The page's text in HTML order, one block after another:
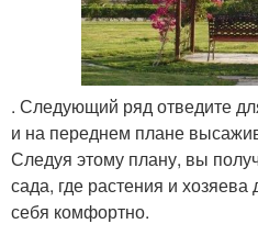
. Следующий ряд отведите
и на переднем плане
Следуя этому плану, вы
сада, где растения и хозяева
себя комфортно.